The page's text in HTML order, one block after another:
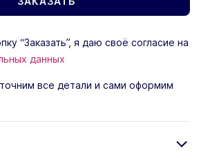
“Заказать”, я даю своё согласие на
данных
все детали и сами оформим